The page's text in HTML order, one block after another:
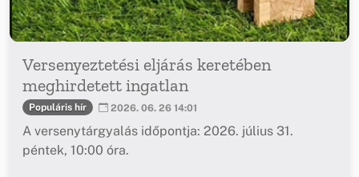
Versenyeztetési eljárás keretében
meghirdetett ingatlan
Populáris hír 2026. 06. 26 14:01
A versenytárgyalás időpontja: 2026. július 31.
péntek, 10:00 óra.